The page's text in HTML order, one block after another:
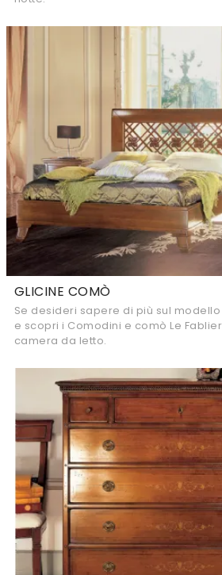
GLICINE COMÒ
Se desideri sapere di più sul
e scopri i Comodini e comò Le
camera da letto.